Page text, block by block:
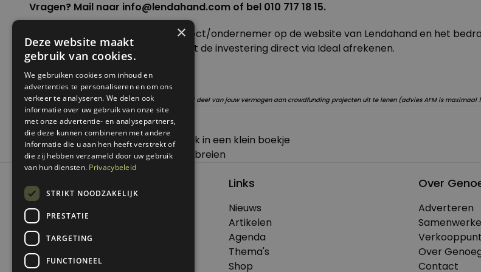
Vragen? Mail naar info@lendahand.com of bel 010 717 18 15.
Als crowdfunder kies je zelf je project/ondernemer op de website van Lendahand en het
staat de looptijd vermeld en je kunt de investering direct via Ideal afrekenen.
Meer info:www.lendahand.com
Let op: Lendahand raadt aan slechts een verantwoord deel van jouw vermogen aan crowdfunding projecten uit te lenen (advies AFM is
Posted inGeld besparen
Bericht
navigatie
Previous: Genoeg lente 2019 – Geluk in een klein boekje
Next: Stoelen als nieuw dankzij armbreien
© 2026 Genoeg .
Alle rechten voorbehouden.
Links
Nieuws
Artikelen
Agenda
Thema's
Shop
Over
Adverteren
Over
Contact
×
Deze website maakt
gebruik van cookies.
We gebruiken cookies om inhoud en
advertenties te personaliseren en om ons
verkeer te analyseren. We delen ook
informatie over uw gebruik van onze site
met onze advertentie- en analysepartners,
die deze kunnen combineren met andere
informatie die u aan hen heeft verstrekt of
die zij hebben verzameld door uw gebruik
van hun diensten. Privacybeleid
STRIKT NOODZAKELIJK
PRESTATIE
TARGETING
FUNCTIONEEL